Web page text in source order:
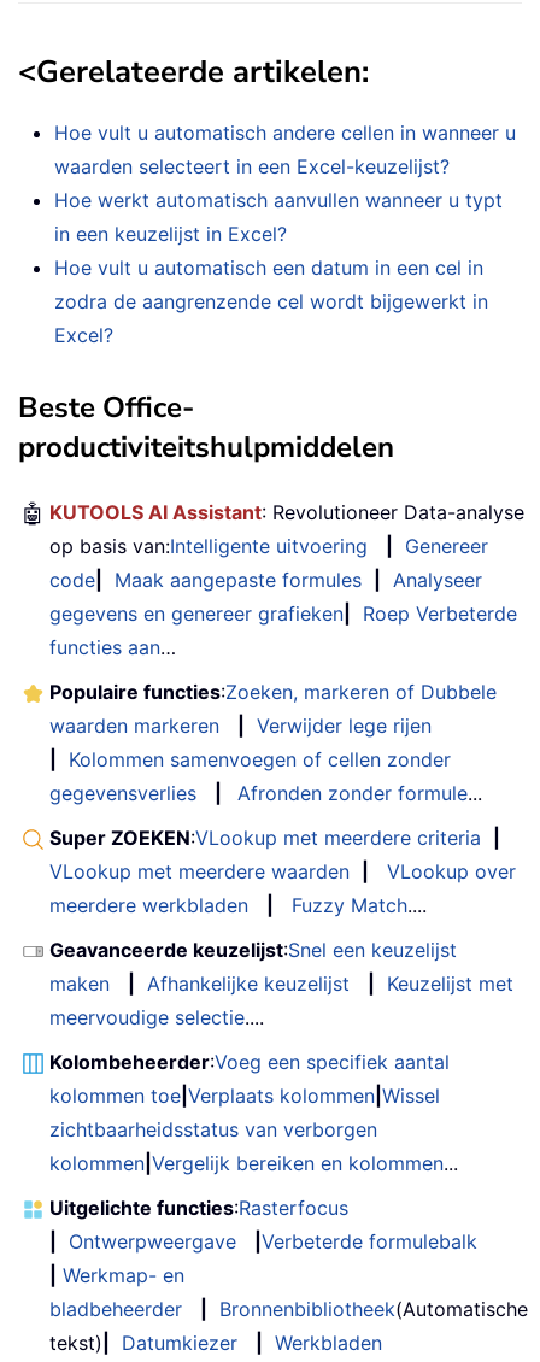
<Gerelateerde artikelen:
Hoe vult u automatisch andere cellen in wanneer u
waarden selecteert in een Excel-keuzelijst?
Hoe werkt automatisch aanvullen wanneer u typt
in een keuzelijst in Excel?
Hoe vult u automatisch een datum in een cel in
zodra de aangrenzende cel wordt bijgewerkt in
Excel?
Beste Office-
productiviteitshulpmiddelen
🤖 KUTOOLS AI Assistant: Revolutioneer Data-analyse
op basis van:Intelligente uitvoering
Genereer
code
Maak aangepaste formules
Analyseer
gegevens en genereer grafieken
Roep Verbeterde
functies aan…
Populaire functies:Zoeken, markeren of Dubbele
waarden markeren
Verwijder lege rijen
Kolommen samenvoegen of cellen zonder
gegevensverlies
Afronden zonder formule...
Super ZOEKEN:VLookup met meerdere criteria
VLookup met meerdere waarden
VLookup over
meerdere werkbladen
Fuzzy Match....
Geavanceerde keuzelijst:Snel een keuzelijst
maken
Afhankelijke keuzelijst
Keuzelijst met
meervoudige selectie....
Kolombeheerder:Voeg een specifiek aantal
kolommen toe Verplaats kolommen Wissel
zichtbaarheidsstatus van verborgen
kolommen Vergelijk bereiken en kolommen...
Uitgelichte functies:Rasterfocus
Ontwerpweergave
Verbeterde formulebalk
Werkmap- en
bladbeheerder
Bronnenbibliotheek(Automatische
tekst)
Datumkiezer
Werkbladen